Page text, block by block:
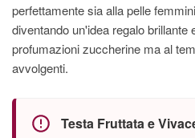
perfettamente sia alla pelle
diventando un'idea regalo brillante
profumazioni zuccherine ma al
avvolgenti.
Testa Fruttata e